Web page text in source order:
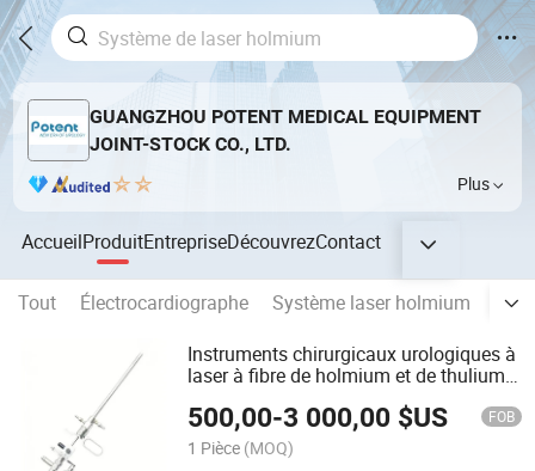
GUANGZHOU POTENT MEDICAL EQUIPMENT
JOINT-STOCK CO., LTD.
Plus
AccueilProduitEntrepriseDécouvrezContact
Tout Électrocardiographe Système laser holmium
Instruments chirurgicaux urologiques à
laser à fibre de holmium et de thulium,
percutanée, résectoscope urologique
500,00-3 000,00 $US FOB
1 Pièce (MOQ)